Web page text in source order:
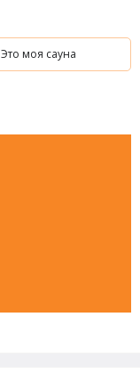
Это моя сауна